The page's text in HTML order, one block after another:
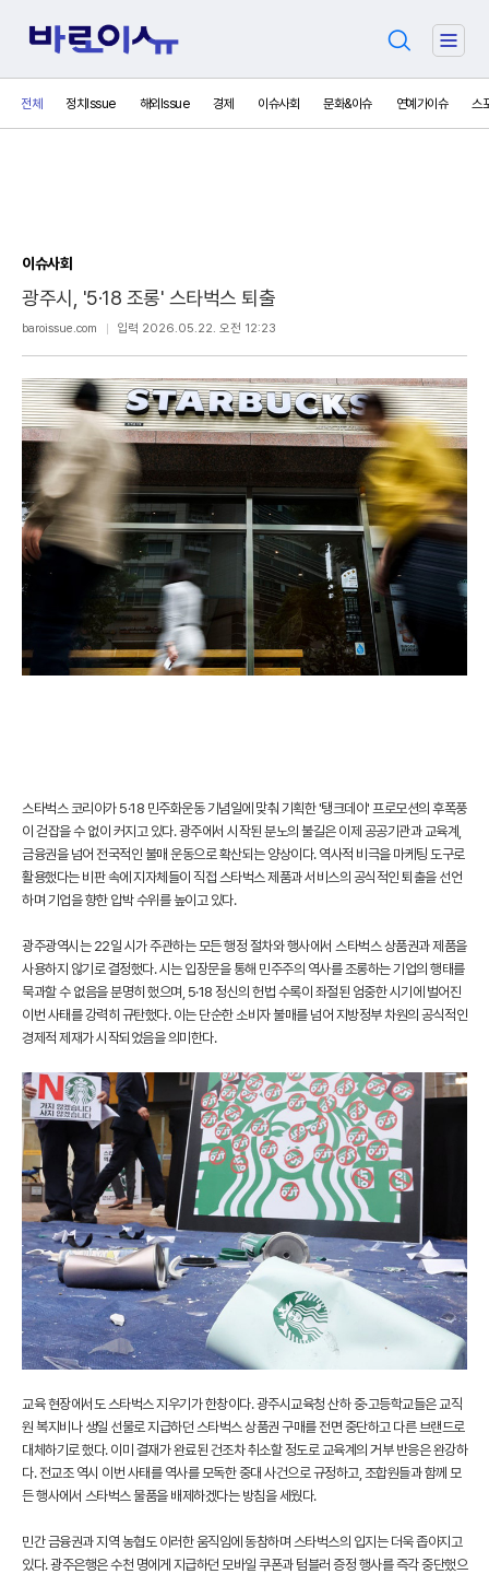
검
주
비
스
전체 정치Issue 해외Issue 경제 이슈사회 문화&이슈 연예가이슈 스
이슈사회
광주시, '5·18 조롱' 스타벅스 퇴출
baroissue.com 입력 2026.05.22. 오전 12:23
기
스타벅스 코리아가 5·18 민주화운동 기념일에 맞춰 기획한 '탱크데이' 프로모션의 후폭풍
이 걷잡을 수 없이 커지고 있다. 광주에서 시작된 분노의 불길은 이제 공공기관과 교육계,
금융권을 넘어 전국적인 불매 운동으로 확산되는 양상이다. 역사적 비극을 마케팅 도구로
활용했다는 비판 속에 지자체들이 직접 스타벅스 제품과 서비스의 공식적인 퇴출을 선언
하며 기업을 향한 압박 수위를 높이고 있다.
광주광역시는 22일 시가 주관하는 모든 행정 절차와 행사에서 스타벅스 상품권과 제품을
사용하지 않기로 결정했다. 시는 입장문을 통해 민주주의 역사를 조롱하는 기업의 행태를
묵과할 수 없음을 분명히 했으며, 5·18 정신의 헌법 수록이 좌절된 엄중한 시기에 벌어진
이번 사태를 강력히 규탄했다. 이는 단순한 소비자 불매를 넘어 지방정부 차원의 공식적인
경제적 제재가 시작되었음을 의미한다.
교육 현장에서도 스타벅스 지우기가 한창이다. 광주시교육청 산하 중·고등학교들은 교직
원 복지비나 생일 선물로 지급하던 스타벅스 상품권 구매를 전면 중단하고 다른 브랜드로
대체하기로 했다. 이미 결재가 완료된 건조차 취소할 정도로 교육계의 거부 반응은 완강하
다. 전교조 역시 이번 사태를 역사를 모독한 중대 사건으로 규정하고, 조합원들과 함께 모
든 행사에서 스타벅스 물품을 배제하겠다는 방침을 세웠다.
민간 금융권과 지역 농협도 이러한 움직임에 동참하며 스타벅스의 입지는 더욱 좁아지고
있다. 광주은행은 수천 명에게 지급하던 모바일 쿠폰과 텀블러 증정 행사를 즉각 중단했으